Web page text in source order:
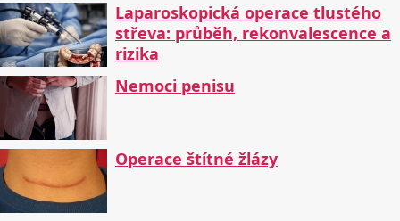
Laparoskopická operace tlustého
střeva: průběh, rekonvalescence a
rizika
Nemoci penisu
Operace štítné žlázy